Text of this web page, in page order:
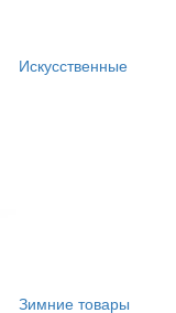
Искусственные
Зимние товары